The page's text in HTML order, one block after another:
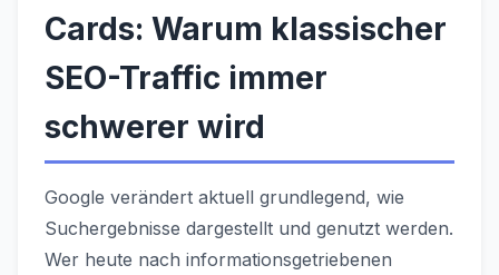
Cards: Warum klassischer
SEO-Traffic immer
schwerer wird
Google verändert aktuell grundlegend, wie
Suchergebnisse dargestellt und genutzt werden.
Wer heute nach informationsgetriebenen